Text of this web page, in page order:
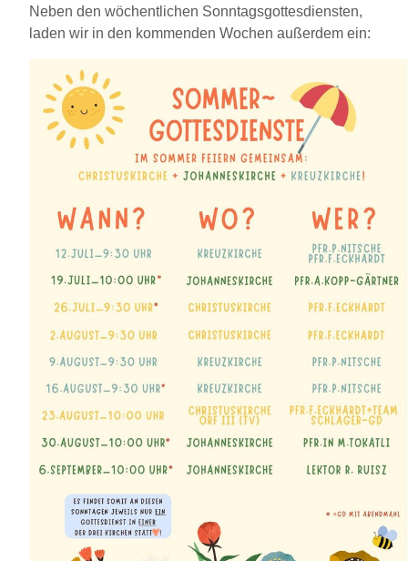
Neben den wöchentlichen Sonntagsgottesdiensten,
laden wir in den kommenden Wochen außerdem ein: